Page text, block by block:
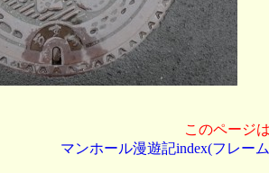
このページ
マンホール漫遊記index(フレー